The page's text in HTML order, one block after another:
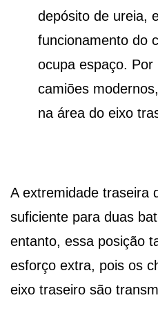
depósito de ureia,
funcionamento do
ocupa espaço.
camiões
na área do eixo
A extremidade traseira
suficiente para duas
entanto, essa posição
esforço extra, pois os
eixo traseiro são